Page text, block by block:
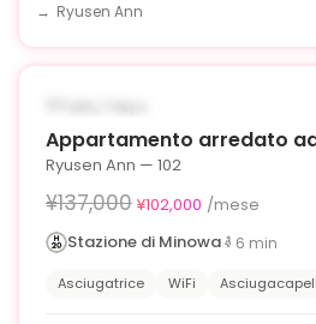
Ryusen Ann
‹
Appartamento arredato
Ryusen Ann — 102
¥137,000 ¥102,000 /mese
Stazione di Minowa
6 min
Asciugatrice WiFi